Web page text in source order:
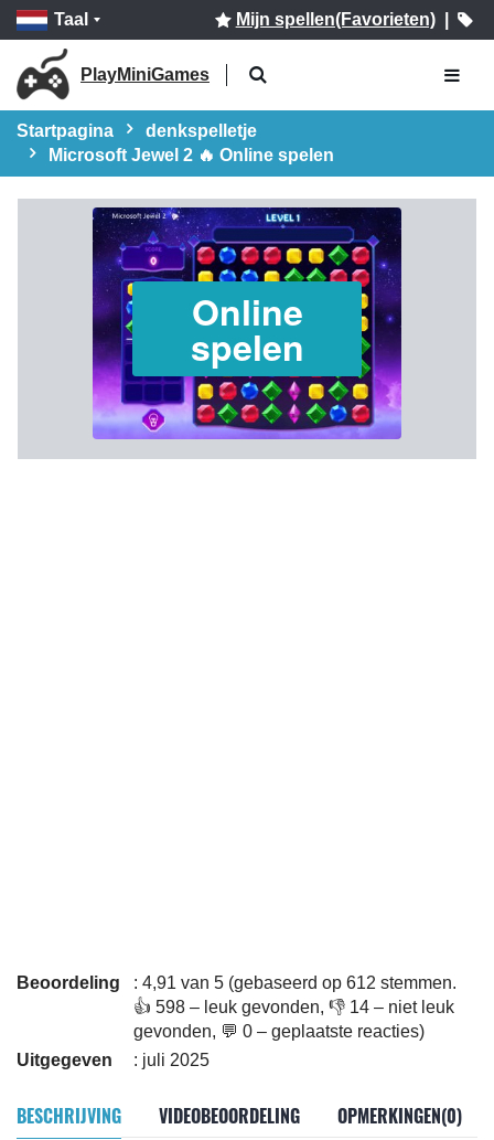
Taal Mijn spellen(Favorieten)|
PlayMiniGames
Startpagina
denkspelletje
Microsoft Jewel 2 🔥 Online spelen
Online
spelen
Beoordeling
: 4,91 van 5 (gebaseerd op 612 stemmen.
👍 598 – leuk gevonden, 👎 14 – niet leuk
gevonden, 💬 0 – geplaatste reacties)
Uitgegeven
: juli 2025
BESCHRIJVING VIDEOBEOORDELING OPMERKINGEN(0)